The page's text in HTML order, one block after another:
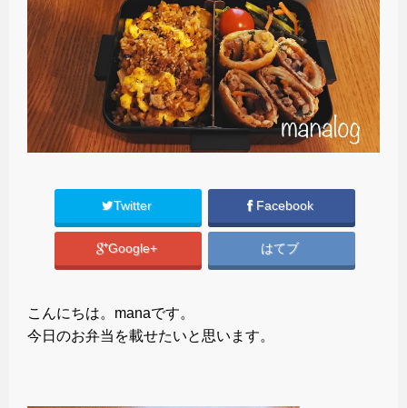
Twitter Facebook
Google+ はてブ
こんにちは。manaです。
今日のお弁当を載せたいと思います。